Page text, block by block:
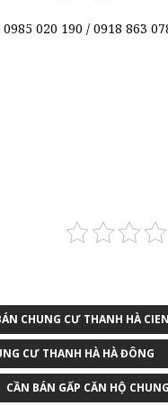
020 190 / 0918 863
CHUNG CƯ THANH HÀ
CƯ THANH HÀ HÀ ĐÔNG
CẦN BÁN GẤP CĂN HỘ